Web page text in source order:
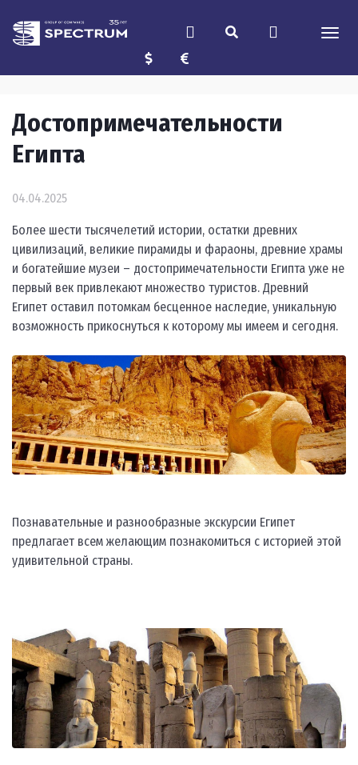
Достопримечательности
Египта
04.04.2025
Более шести тысячелетий истории, остатки древних
цивилизаций, великие пирамиды и фараоны, древние храмы
и богатейшие музеи – достопримечательности Египта уже не
первый век привлекают множество туристов. Древний
Египет оставил потомкам бесценное наследие, уникальную
возможность прикоснуться к которому мы имеем и сегодня.
Познавательные и разнообразные экскурсии Египет
предлагает всем желающим познакомиться с историей этой
удивительной страны.